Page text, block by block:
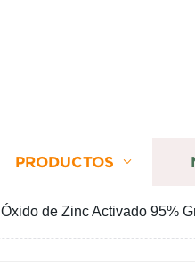
PRODUCTOS
Óxido de Zinc Activado 95%